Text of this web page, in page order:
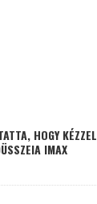
HOGY KÉZZEL
IMAX